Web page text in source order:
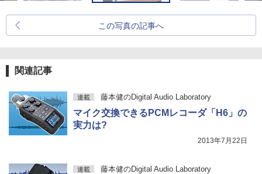
この写真の記事へ
関連記事
連載 藤本健のDigital Audio Laboratory
マイク交換できるPCMレコーダ「H6」の
実力は?
2013年7月22日
連載 藤本健のDigital Audio Laboratory